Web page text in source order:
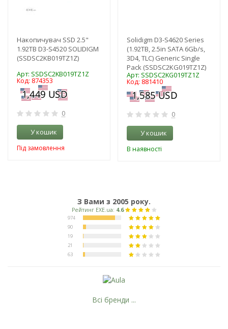
Накопичувач SSD 2.5"
1.92TB D3-S4520 SOLIDIGM
(SSDSC2KB019TZ1Z)
Арт: SSDSC2KB019TZ1Z
Код: 874353
0
У кошик
Під замовлення
Solidigm D3-S4620 Series
(1.92TB, 2.5in SATA 6Gb/s,
3D4, TLC) Generic Single
Pack (SSDSC2KG019TZ1Z)
Арт: SSDSC2KG019TZ1Z
Код: 881410
0
У кошик
В наявності
З Вами з 2005 року.
Всі бренди ...